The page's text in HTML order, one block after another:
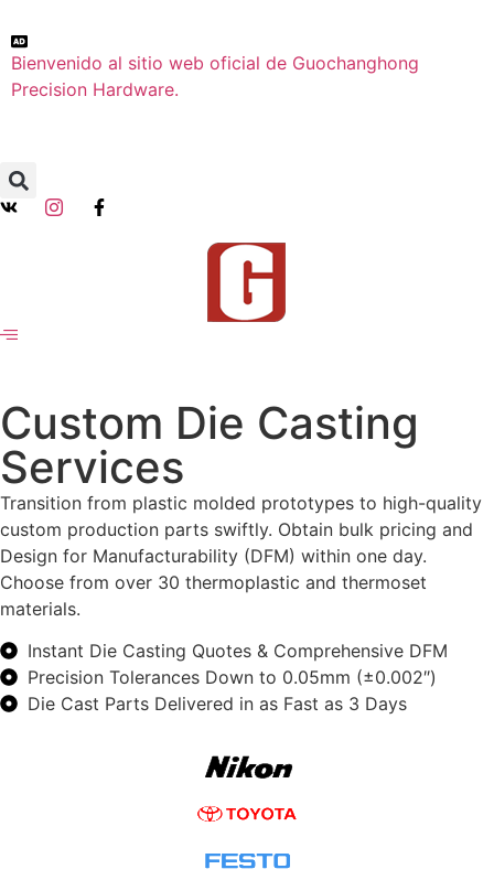
Bienvenido al sitio web oficial de Guochanghong
Precision Hardware.
Custom Die Casting
Services
Transition from plastic molded prototypes to high-quality
custom production parts swiftly. Obtain bulk pricing and
Design for Manufacturability (DFM) within one day.
Choose from over 30 thermoplastic and thermoset
materials.
Instant Die Casting Quotes & Comprehensive DFM
Precision Tolerances Down to 0.05mm (±0.002″)
Die Cast Parts Delivered in as Fast as 3 Days